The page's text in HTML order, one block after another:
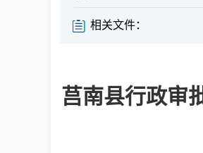
相关文件：
莒南县行政审